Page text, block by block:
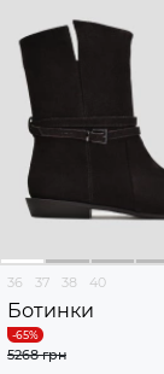
36 37 38 40
Ботинки
5268 грн